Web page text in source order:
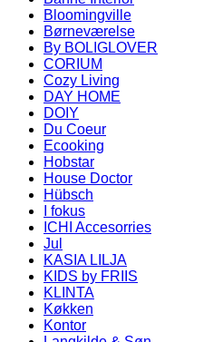
Bloomingville
Børneværelse
By BOLIGLOVER
CORIUM
Cozy Living
DAY HOME
DOIY
Du Coeur
Ecooking
Hobstar
House Doctor
Hübsch
I fokus
ICHI Accesorries
Jul
KASIA LILJA
KIDS by FRIIS
KLINTA
Køkken
Kontor